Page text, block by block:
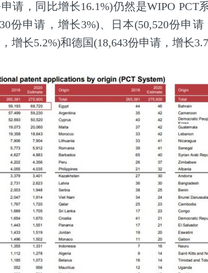
请，同比增长16.1%)仍然是WIPO PCT
份申请，增长3%)、日本(50,520份申请
增长5.2%)和德国(18,643份申请，增长